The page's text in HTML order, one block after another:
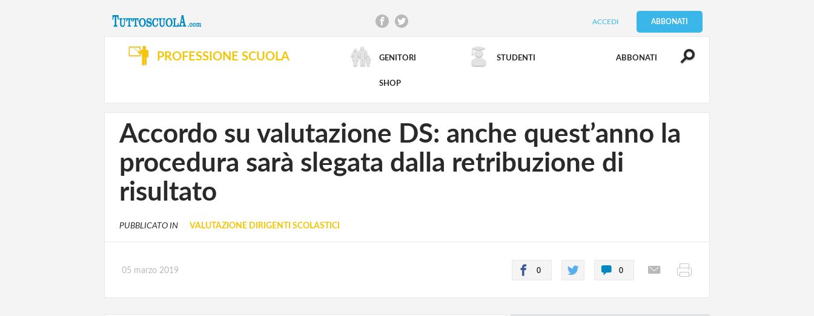
ACCEDI ABBONATI
PROFESSIONE SCUOLA GENITORI STUDENTI ABBONATI
SHOP
RICERCA AVANZATA
Accordo su valutazione DS: anche quest’anno la
procedura sarà slegata dalla retribuzione di
risultato
PUBBLICATO IN VALUTAZIONE DIRIGENTI SCOLASTICI
05 marzo 2019 0 0